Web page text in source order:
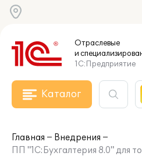
Отраслевые
и
1С:Предприятие
Каталог
Главная
Внедрения
ПП "1С:Бухгалтерия 8.0" для